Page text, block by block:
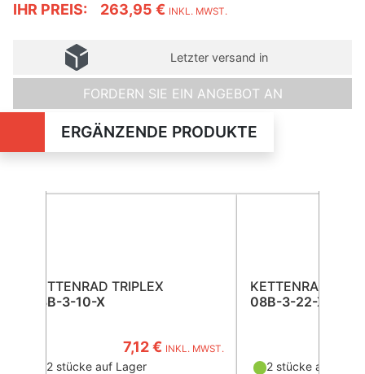
IHR PREIS: 263,95 € INKL. MWST.
Letzter versand in
FORDERN SIE EIN ANGEBOT AN
ERGÄNZENDE PRODUKTE
KETTENRAD TRIPLEX
08B-3-10-X
7,12 € INKL. MWST.
2 stücke auf Lager
KETTENRAD
08B-3-22-X
2 stücke auf